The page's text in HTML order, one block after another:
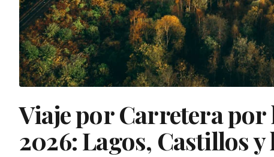
Viaje por Carretera por
2026: Lagos, Castillos